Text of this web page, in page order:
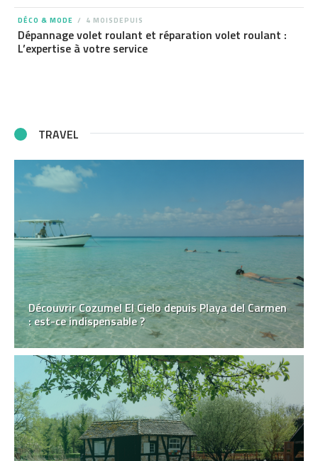
DÉCO & MODE 4 MOISDEPUIS
Dépannage volet roulant et réparation volet roulant :
L’expertise à votre service
TRAVEL
Découvrir Cozumel El Cielo depuis Playa del Carmen
: est-ce indispensable ?